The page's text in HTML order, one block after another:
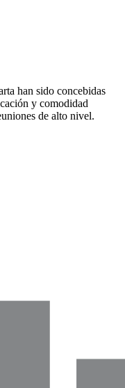
han sido concebidas
y comodidad
de alto nivel.